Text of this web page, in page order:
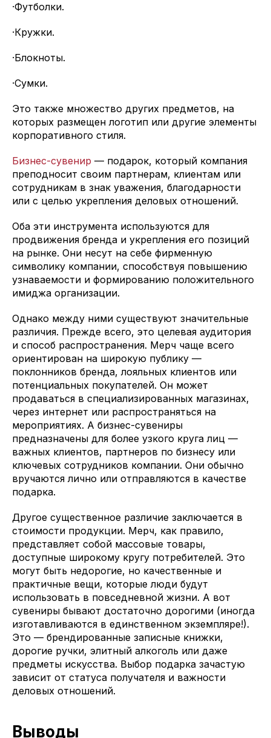
·Футболки.
·Кружки.
·Блокноты.
·Сумки.
Это также множество других предметов, на
которых размещен логотип или другие элементы
корпоративного стиля.
Бизнес-сувенир — подарок, который компания
преподносит своим партнерам, клиентам или
сотрудникам в знак уважения, благодарности
или с целью укрепления деловых отношений.
Оба эти инструмента используются для
продвижения бренда и укрепления его позиций
на рынке. Они несут на себе фирменную
символику компании, способствуя повышению
узнаваемости и формированию положительного
имиджа организации.
Однако между ними существуют значительные
различия. Прежде всего, это целевая аудитория
и способ распространения. Мерч чаще всего
ориентирован на широкую публику —
поклонников бренда, лояльных клиентов или
потенциальных покупателей. Он может
продаваться в специализированных магазинах,
через интернет или распространяться на
мероприятиях. А бизнес-сувениры
предназначены для более узкого круга лиц —
важных клиентов, партнеров по бизнесу или
ключевых сотрудников компании. Они обычно
вручаются лично или отправляются в качестве
подарка.
Другое существенное различие заключается в
стоимости продукции. Мерч, как правило,
представляет собой массовые товары,
доступные широкому кругу потребителей. Это
могут быть недорогие, но качественные и
практичные вещи, которые люди будут
использовать в повседневной жизни. А вот
сувениры бывают достаточно дорогими (иногда
изготавливаются в единственном экземпляре!).
Это — брендированные записные книжки,
дорогие ручки, элитный алкоголь или даже
предметы искусства. Выбор подарка зачастую
зависит от статуса получателя и важности
деловых отношений.
Выводы